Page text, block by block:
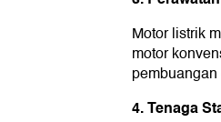
Motor listrik
motor
4. Tenaga